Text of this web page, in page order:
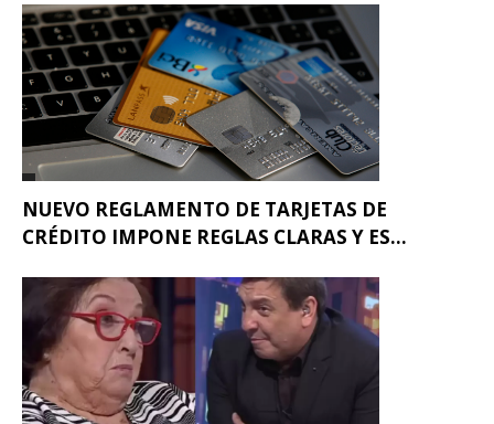
NUEVO REGLAMENTO DE TARJETAS DE
CRÉDITO IMPONE REGLAS CLARAS Y ES...